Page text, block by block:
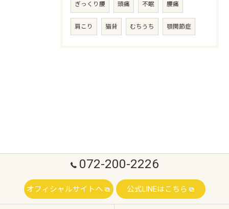
ぎっくり腰 頭痛 不眠 腰痛
肩こり 猫背 むちうち 顎関節症
072-200-2226
オフィシャルサイトへ 公式LINEはこちら